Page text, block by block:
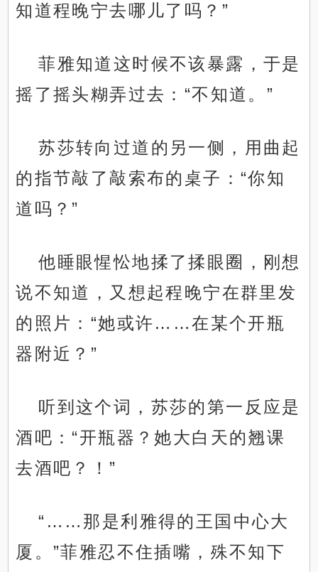
知道程晚宁去哪儿了吗？”
菲雅知道这时候不该暴露，于是
摇了摇头糊弄过去：“不知道。”
苏莎转向过道的另一侧，用曲起
的指节敲了敲索布的桌子：“你知
道吗？”
他睡眼惺忪地揉了揉眼圈，刚想
说不知道，又想起程晚宁在群里发
的照片：“她或许……在某个开瓶
器附近？”
听到这个词，苏莎的第一反应是
酒吧：“开瓶器？她大白天的翘课
去酒吧？！”
“……那是利雅得的王国中心大
厦。”菲雅忍不住插嘴，殊不知下